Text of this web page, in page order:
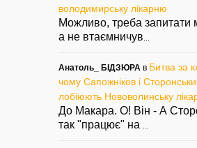
володимирську лікарню
Можливо, треба запитати
а не втаємничув
Анатоль_ БІДЗЮРА в Битва за
чому Сапожніков і
лобіюють Нововолинську
До Макара. О! Він - А
так "працює" на